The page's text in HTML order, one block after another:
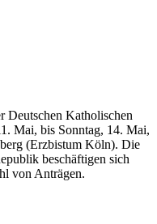
Deutschen Katholischen
Mai, bis Sonntag, 14. Mai,
(Erzbistum Köln). Die
beschäftigen sich
von Anträgen.